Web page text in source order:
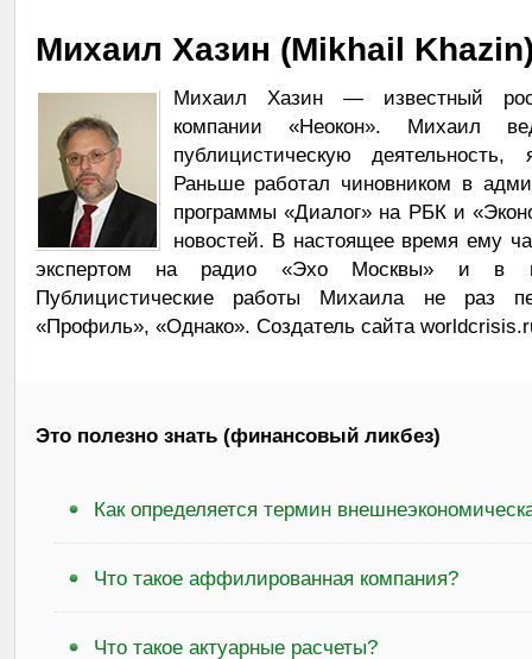
Михаил Хазин (Mikhail
Михаил Хазин — известный
компании «Неокон». Михаил
публицистическую
Раньше работал чиновником в
программы «Диалог» на РБК и
новостей. В настоящее время ему
экспертом на радио «Эхо Москвы» и в
Публицистические работы Михаила не раз
«Профиль», «Однако». Создатель сайта
Это полезно знать (финансовый ликбез)
Как определяется термин
Что такое аффилированная компания?
Что такое актуарные расчеты?